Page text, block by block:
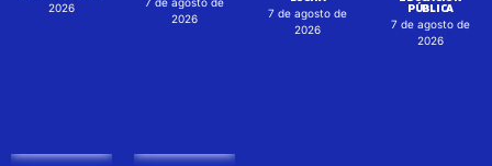
2026
2026
7 de agosto de
2026
PÚBLICA
7 de agosto de
2026